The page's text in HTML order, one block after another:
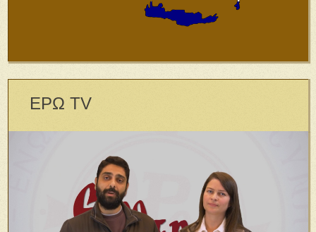
ΕΡΩ TV